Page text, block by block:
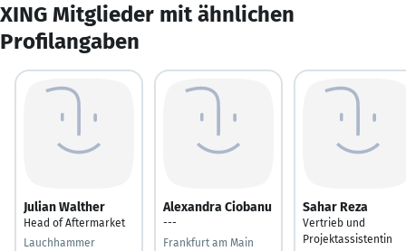
XING Mitglieder mit ähnlichen
Profilangaben
Julian Walther
Head of Aftermarket
Lauchhammer
Alexandra Ciobanu
---
Frankfurt am Main
Sahar Reza
Vertrieb und
Projektassistentin